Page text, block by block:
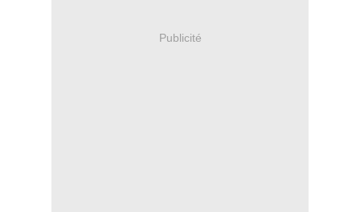
Publicité